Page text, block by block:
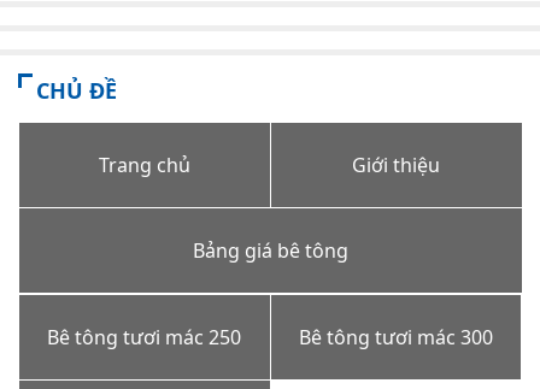
CHỦ ĐỀ
Trang chủ Giới thiệu
Bảng giá bê tông
Bê tông tươi mác 250 Bê tông tươi mác 300